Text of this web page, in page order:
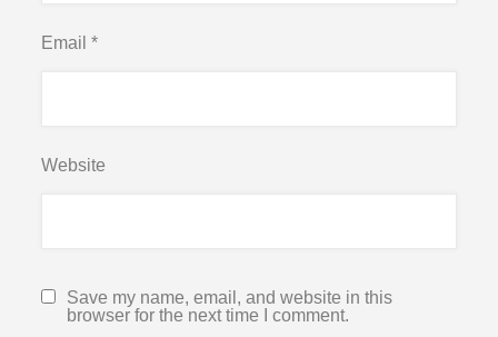
Email*
Website
Save my name, email, and website in this
browser for the next time I comment.